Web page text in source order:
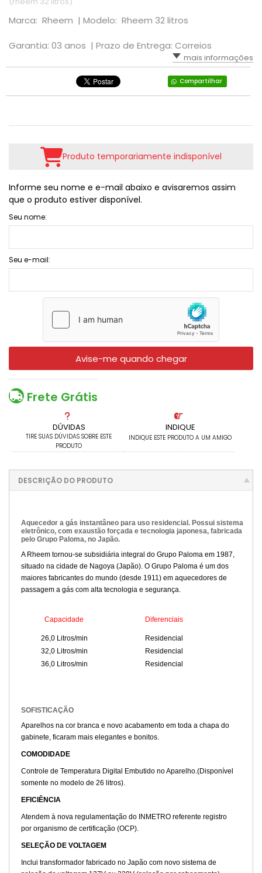
Marca: Rheem | Modelo: Rheem 32 litros
Garantia: 03 anos | Prazo de Entrega: Correios
mais informações
Compartilhar
DÚVIDAS
TIRE SUAS DÚVIDAS SOBRE ESTE
PRODUTO
INDIQUE
INDIQUE ESTE PRODUTO A UM AMIGO
Produto temporariamente indisponível
Informe seu nome e e-mail abaixo e avisaremos assim
que o produto estiver disponível.
Seu nome:
Seu e-mail:
Avise-me quando chegar
Frete Grátis
DESCRIÇÃO DO PRODUTO
Aquecedor a gás instantâneo para uso residencial. Possui sistema
eletrônico, com exaustão forçada e tecnologia japonesa, fabricada
pelo Grupo Paloma, no Japão.
A Rheem tornou-se subsidiária integral do Grupo Paloma em 1987,
situado na cidade de Nagoya (Japão). O Grupo Paloma é um dos
maiores fabricantes do mundo (desde 1911) em aquecedores de
passagem a gás com alta tecnologia e segurança.
Capacidade Diferenciais
26,0 Litros/min Residencial
32,0 Litros/min
Residencial
36,0 Litros/min
Residencial
SOFISTICAÇÃO
Aparelhos na cor branca e novo acabamento em toda a chapa do
gabinete, ficaram mais elegantes e bonitos.
COMODIDADE
Controle de Temperatura Digital Embutido no Aparelho.(Disponível
somente no modelo de 26 litros).
EFICIÊNCIA
Atendem à nova regulamentação do INMETRO referente registro
por organismo de certificação (OCP).
SELEÇÃO DE VOLTAGEM
Inclui transformador fabricado no Japão com novo sistema de